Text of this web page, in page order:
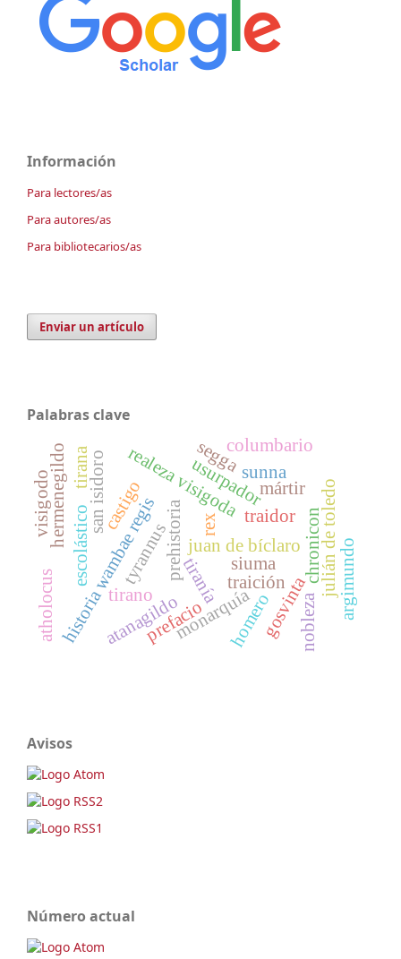
Información
Para lectores/as
Para autores/as
Para bibliotecarios/as
Enviar un artículo
Palabras clave
prehistoria
historia wambae regis
juan de bíclaro
traición
traidor
tiranía
tirano
realeza visigoda
tyrannus
monarquía
chronicon
castigo
san isidoro
escolástico julián de toledo
usurpador
rex
atanagildo
hermenegildo mártir
sunna
siuma
segga
gosvinta
tirana
atholocus argimundo
visigodo
nobleza
columbario
prefacio homero
Avisos
Número actual